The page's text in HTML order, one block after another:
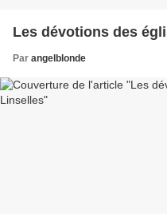
Les dévotions des
Par angelblonde